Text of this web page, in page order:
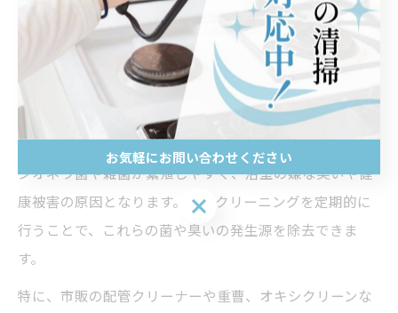
追い焚き配管クリーニングが臭いや菌を防ぐ
理由
追い焚き配管の内部は、湿度と温度が高く、皮脂や石け
んカスが残りやすい環境です。このため、放置するとレ
ジオネラ菌や雑菌が繁殖しやすく、浴室の嫌な臭いや健
康被害の原因となります。配管クリーニングを定期的に
行うことで、これらの菌や臭いの発生源を除去できま
す。
特に、市販の配管クリーナーや重曹、オキシクリーンな
お気軽にお問い合わせください
お気軽にお問い合わせください